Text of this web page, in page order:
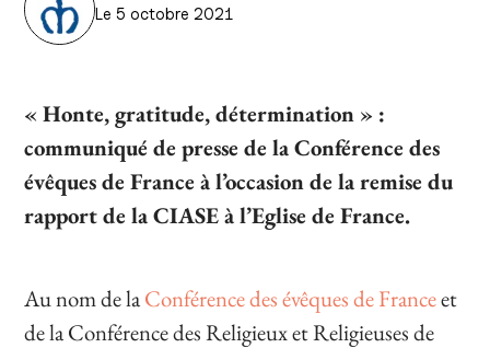
Le 5 octobre 2021
« Honte, gratitude, détermination » :
communiqué de presse de la Conférence des
évêques de France à l’occasion de la remise du
rapport de la CIASE à l’Eglise de France.
Au nom de laConférence des évêques de Franceet
de la Conférence des Religieux et Religieuses de